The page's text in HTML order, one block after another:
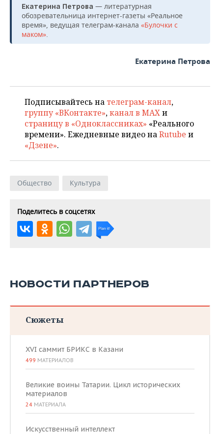
Екатерина Петрова — литературная
обозревательница интернет-газеты «Реальное
время», ведущая телеграм-канала «Булочки с
маком»
Екатерина Петрова
Подписывайтесь на телеграм-канал,
группу «ВКонтакте»,канал в MAXи
страницу в «Одноклассниках» «Реального
времени». Ежедневные видео наRutube и
«Дзене».
Общество Культура
Поделитесь в соцсетях
НОВОСТИ ПАРТНЕРОВ
Сюжеты
XVI саммит БРИКС в Казани
499 МАТЕРИАЛОВ
Великие воины Татарии. Цикл исторических
материалов
24 МАТЕРИАЛА
Искусственный интеллект